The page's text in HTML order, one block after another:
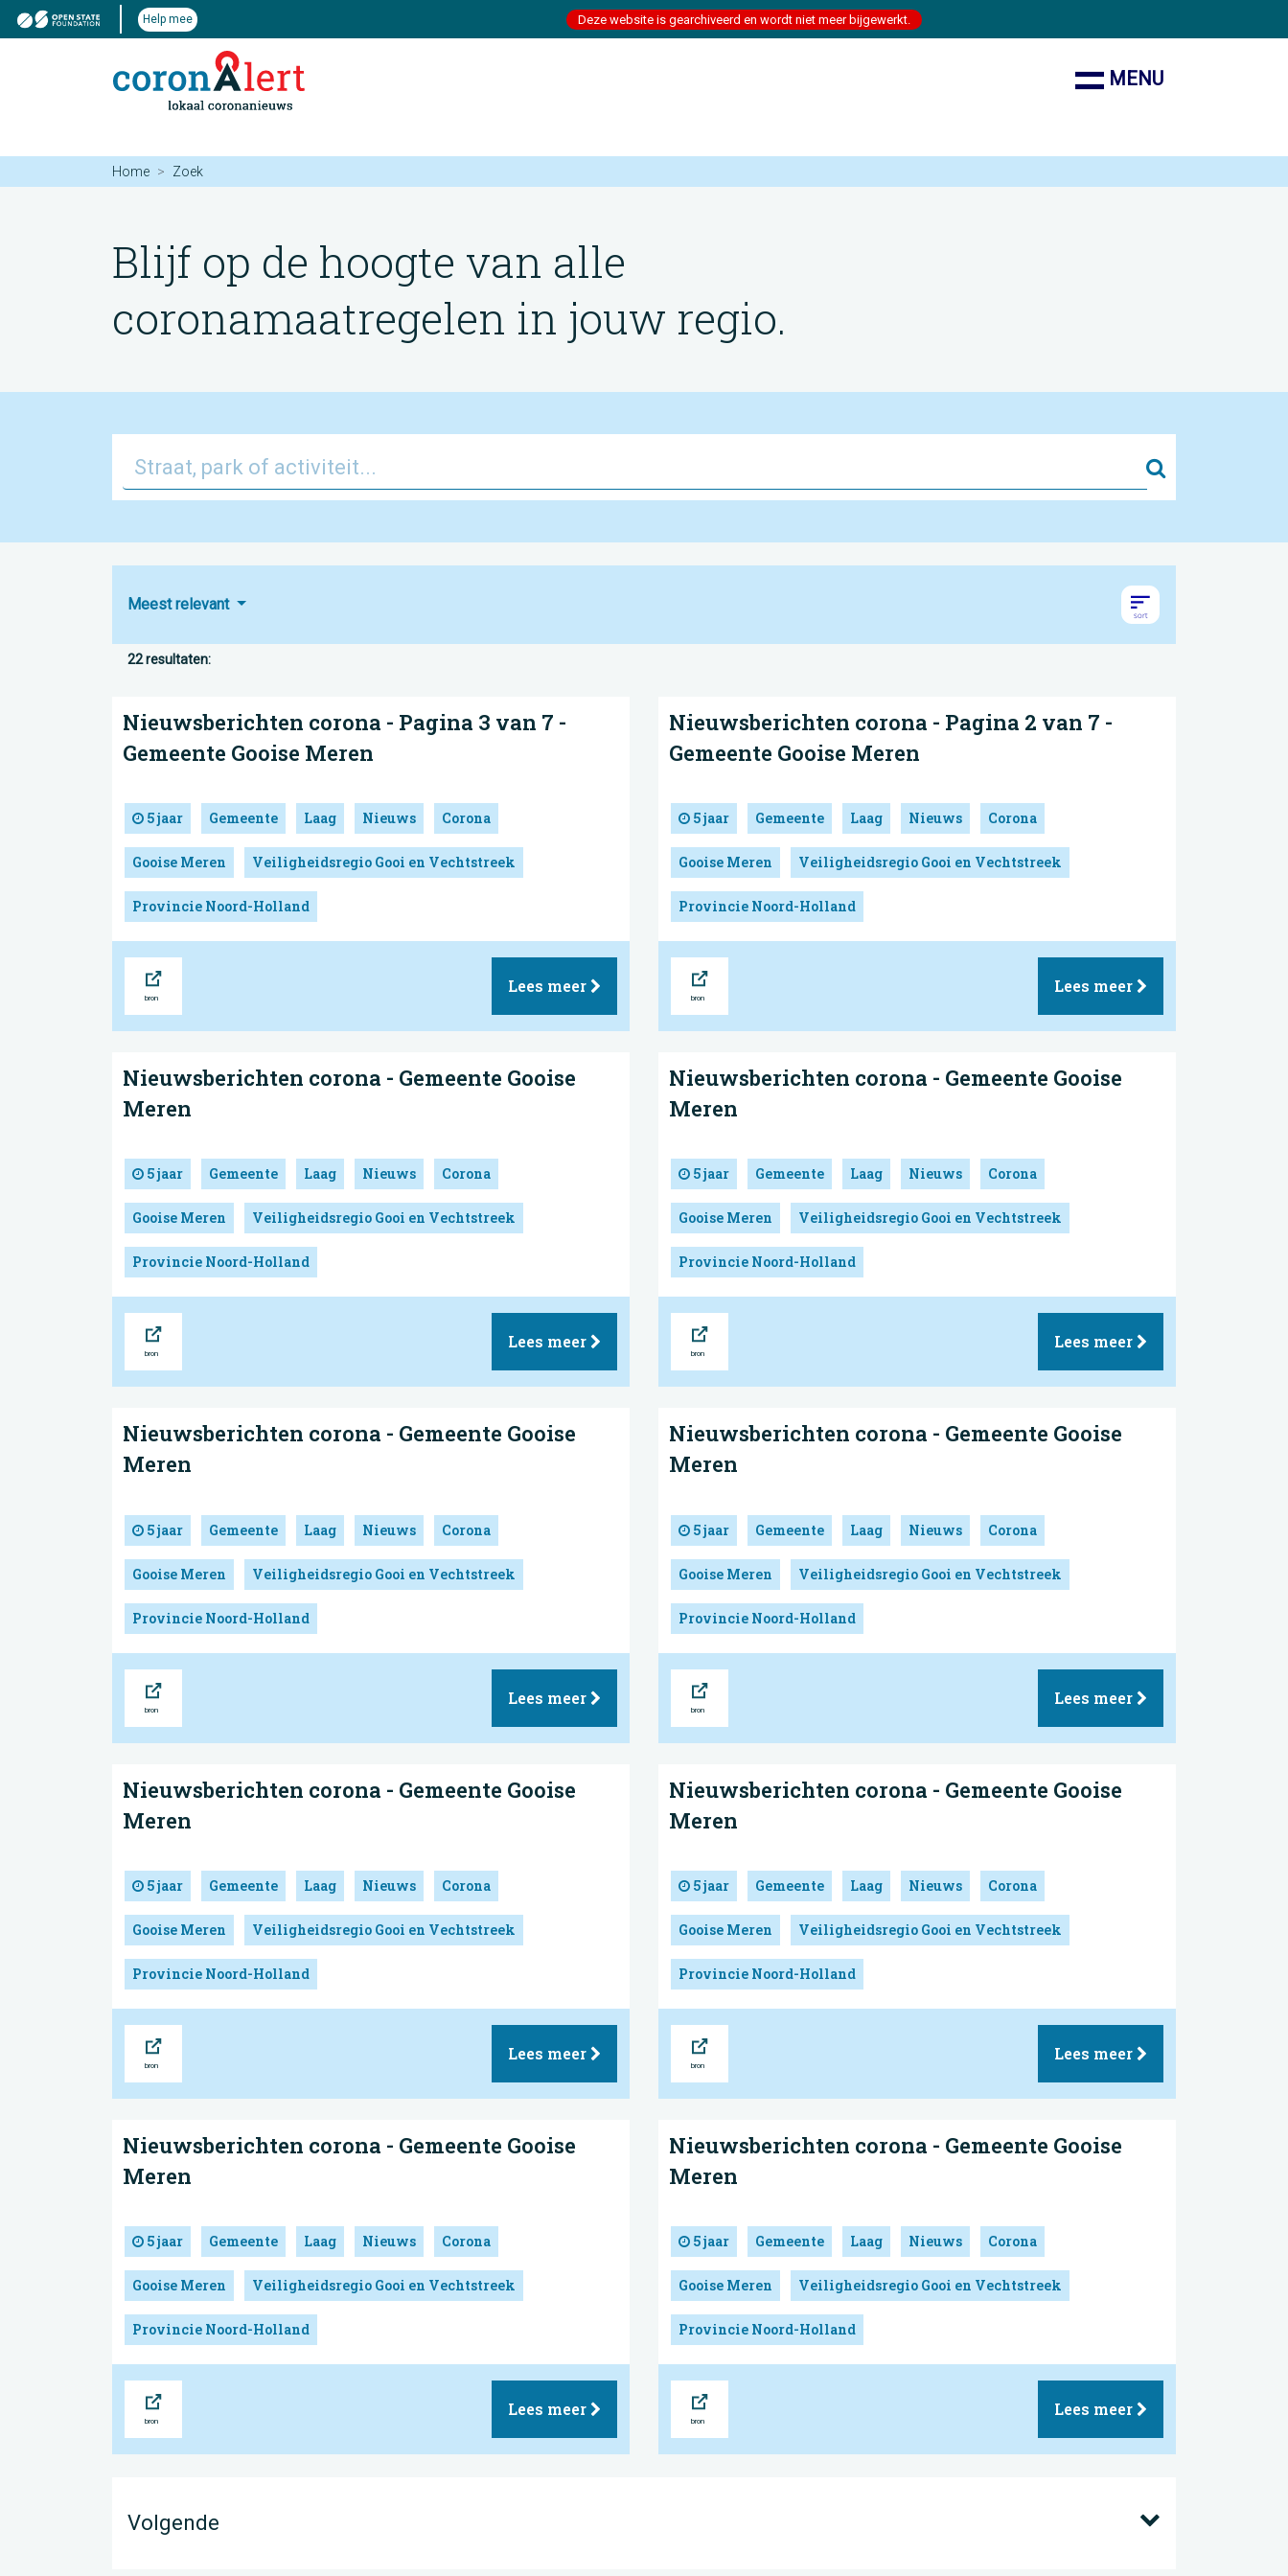
Help mee Deze website is gearchiveerd en wordt niet meer bijgewerkt.
MENU
Home Zoek
Blijf op de hoogte van alle
coronamaatregelen in jouw regio.
Zoek
Meest relevant
22 resultaten:
Nieuwsberichten corona - Pagina 3 van 7 -
Gemeente Gooise Meren
5 jaar Gemeente Laag Nieuws Corona
Gooise Meren Veiligheidsregio Gooi en Vechtstreek
Provincie Noord-Holland
Lees meer
Nieuwsberichten corona - Pagina 2 van 7 -
Gemeente Gooise Meren
5 jaar Gemeente Laag Nieuws Corona
Gooise Meren Veiligheidsregio Gooi en Vechtstreek
Provincie Noord-Holland
Lees meer
Nieuwsberichten corona - Gemeente Gooise
Meren
5 jaar Gemeente Laag Nieuws Corona
Gooise Meren Veiligheidsregio Gooi en Vechtstreek
Provincie Noord-Holland
Lees meer
Nieuwsberichten corona - Gemeente Gooise
Meren
5 jaar Gemeente Laag Nieuws Corona
Gooise Meren Veiligheidsregio Gooi en Vechtstreek
Provincie Noord-Holland
Lees meer
Nieuwsberichten corona - Gemeente Gooise
Meren
5 jaar Gemeente Laag Nieuws Corona
Gooise Meren Veiligheidsregio Gooi en Vechtstreek
Provincie Noord-Holland
Lees meer
Nieuwsberichten corona - Gemeente Gooise
Meren
5 jaar Gemeente Laag Nieuws Corona
Gooise Meren Veiligheidsregio Gooi en Vechtstreek
Provincie Noord-Holland
Lees meer
Nieuwsberichten corona - Gemeente Gooise
Meren
5 jaar Gemeente Laag Nieuws Corona
Gooise Meren Veiligheidsregio Gooi en Vechtstreek
Provincie Noord-Holland
Lees meer
Nieuwsberichten corona - Gemeente Gooise
Meren
5 jaar Gemeente Laag Nieuws Corona
Gooise Meren Veiligheidsregio Gooi en Vechtstreek
Provincie Noord-Holland
Lees meer
Nieuwsberichten corona - Gemeente Gooise
Meren
5 jaar Gemeente Laag Nieuws Corona
Gooise Meren Veiligheidsregio Gooi en Vechtstreek
Provincie Noord-Holland
Lees meer
Nieuwsberichten corona - Gemeente Gooise
Meren
5 jaar Gemeente Laag Nieuws Corona
Gooise Meren Veiligheidsregio Gooi en Vechtstreek
Provincie Noord-Holland
Lees meer
Volgende